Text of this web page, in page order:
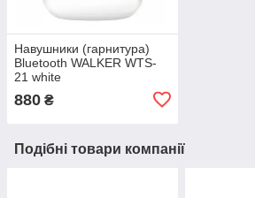
Навушники (гарнитура)
Bluetooth WALKER WTS-
21 white
880 ₴
Подібні товари компанії